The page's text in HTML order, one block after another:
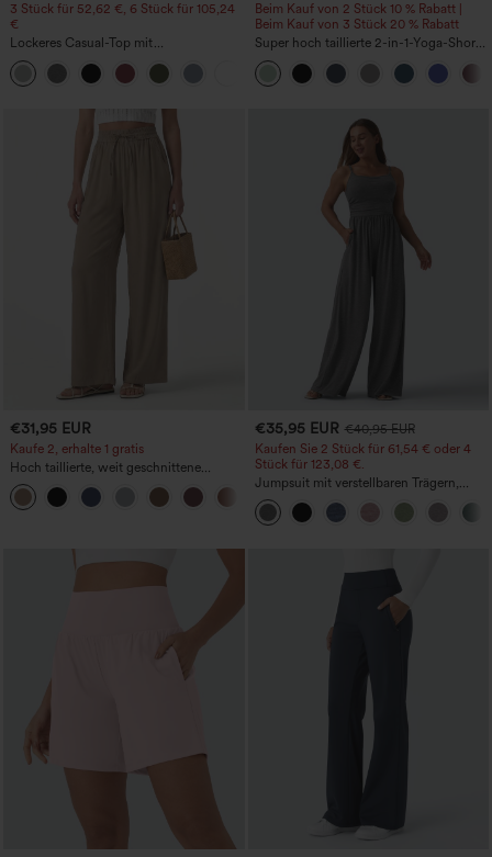
3 Stück für 52,62 €, 6 Stück für 105,24
€
Lockeres Casual-Top mit
Rundhalsausschnitt und
Fledermausärmeln
+1
Beim Kauf von 2 Stück 10 % Rabatt |
Beim Kauf von 3 Stück 20 % Rabatt
Super hoch taillierte 2-in-1-Yoga-Shorts
mit Gesäßtasche und Seitentasche-
längere Länge
€31,95 EUR
Kaufe 2, erhalte 1 gratis
Hoch taillierte, weit geschnittene
Freizeithose aus Leinenmischung mit
Kordelzug und Taschen
€35,95 EUR €40,95 EUR
Kaufen Sie 2 Stück für 61,54 € oder 4
Stück für 123,08 €.
Jumpsuit mit verstellbaren Trägern,
gerafftem Detail, weitem Bein und
meliertem Stoff, lässig, mit Taschen -
Easy Peezy